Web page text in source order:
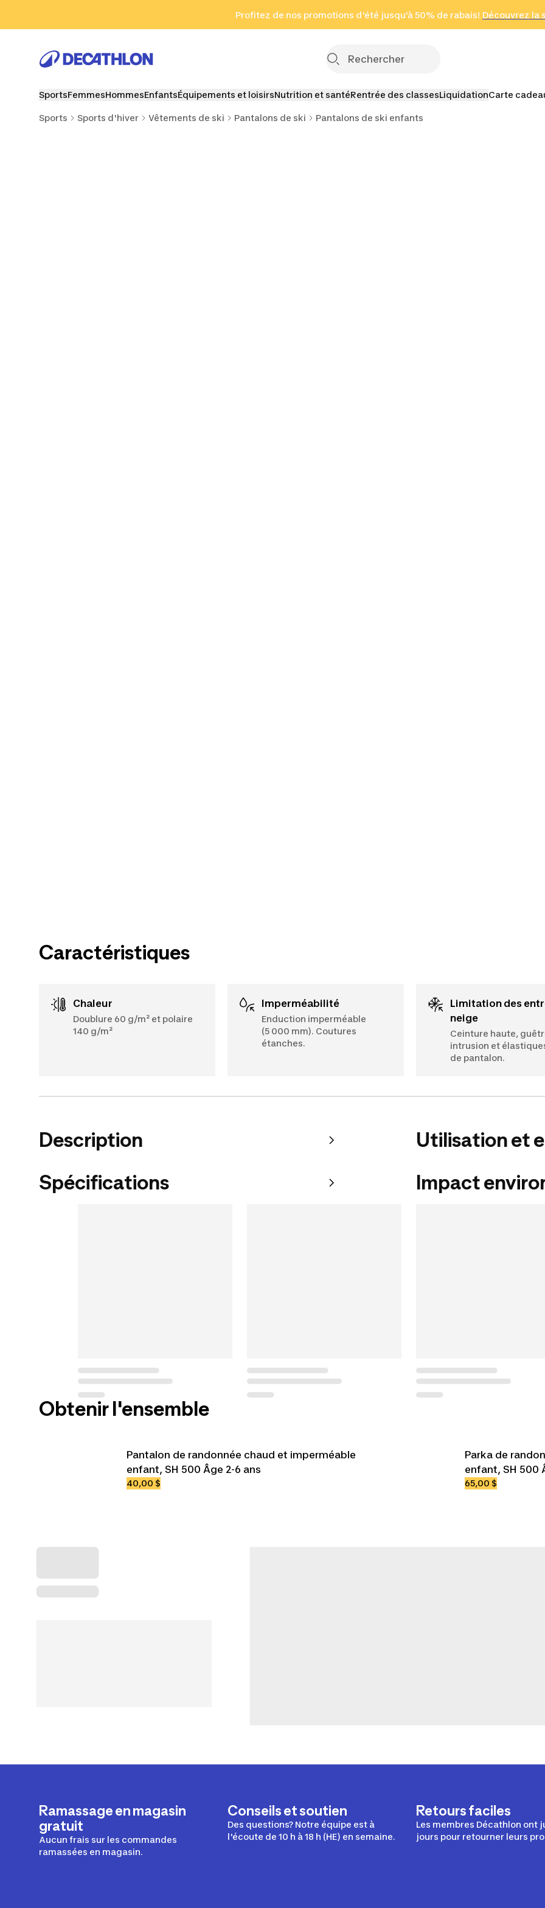
Aller au pied de page
Profitez de nos promotions d'été jusqu'à 50% de rabais! Découvrez la
Cliquez ici
en seulement 2
(Zones sélectionnées)
SportsFemmesHommesEnfantsÉquipements et loisirsNutrition et santéRentrée des classesLiquidationCarte
Sports Sports d'hiver Vêtements de ski Pantalons de ski Pantalons de ski enfants
Caractéristiques
Chaleur
Doublure 60 g/m² et polaire
140 g/m²
Imperméabilité
Enduction imperméable
(5 000 mm). Coutures
étanches.
Limitation des entrées de
neige
Ceinture haute,
intrusion et
de pantalon.
Description
Spécifications
Utilisation et
Impact
Obtenir l'ensemble
Pantalon de randonnée chaud et imperméable
enfant, SH 500 Âge 2-6 ans
40,00 $
Parka de
enfant, SH 500
65,00 $
Ramassage en magasin
gratuit
Aucun frais sur les commandes
ramassées en magasin.
Conseils et soutien
Des questions? Notre équipe est à
l'écoute de 10 h à 18 h (HE) en semaine.
Retours faciles
Les membres Décathlon ont
jours pour retourner leurs